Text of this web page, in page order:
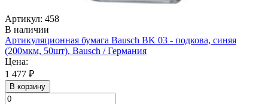
Артикул: 458
В наличии
Артикуляционная бумага Bausch BK 03 - подкова, синяя
(200мкм, 50шт), Bausch / Германия
Цена:
1 477 ₽
В корзину